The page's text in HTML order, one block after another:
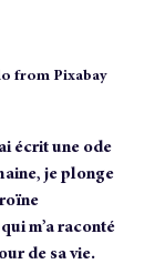
from Pixabay
écrit une ode
je plonge
m’a raconté
de sa vie.